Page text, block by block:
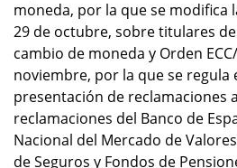
moneda, por la que se modifica
29 de octubre, sobre titulares
cambio de moneda y Orden
noviembre, por la que se
presentación de reclamaciones
reclamaciones del Banco de
Nacional del Mercado de
de Seguros y Fondos de